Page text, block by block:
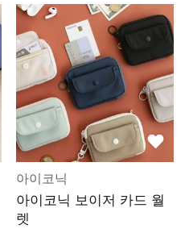
아이코닉
아이코닉 보이저 카드 월
렛